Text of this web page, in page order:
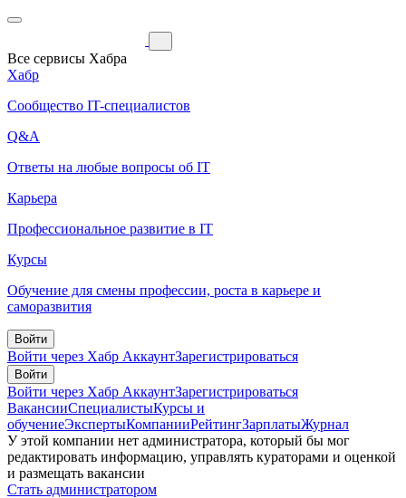
Все сервисы Хабра
Хабр
Сообщество IT-специалистов
Q&A
Ответы на любые вопросы об IT
Карьера
Профессиональное развитие в IT
Курсы
Обучение для смены профессии, роста в карьере и
саморазвития
Войти
Войти через Хабр АккаунтЗарегистрироваться
Войти
Войти через Хабр АккаунтЗарегистрироваться
ВакансииСпециалистыКурсы и
обучениеЭкспертыКомпанииРейтингЗарплатыЖурнал
У этой компании нет администратора, который бы мог
редактировать информацию, управлять кураторами и оценкой
и размещать вакансии
Стать администратором